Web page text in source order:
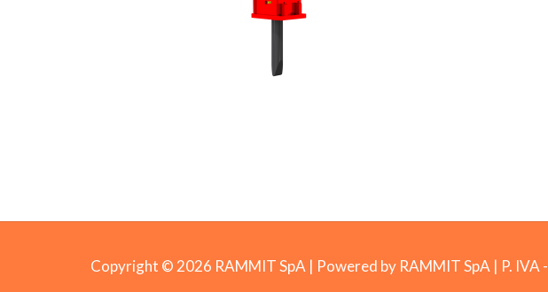
Copyright © 2026 RAMMIT SpA | Powered by RAMMIT SpA | P. IVA -